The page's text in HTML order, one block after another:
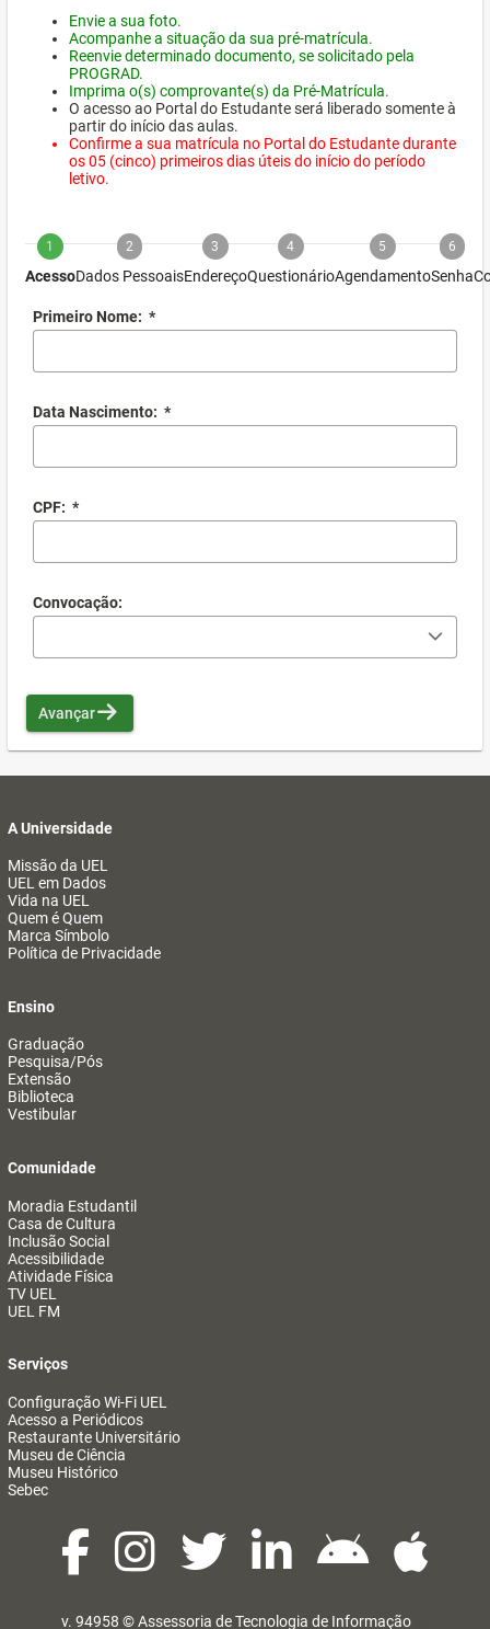
Envie a sua foto.
Acompanhe a situação da sua pré-matrícula.
Reenvie determinado documento, se solicitado pela
PROGRAD.
Imprima o(s) comprovante(s) da Pré-Matrícula.
O acesso ao Portal do Estudante será liberado somente à
partir do início das aulas.
Confirme a sua matrícula no Portal do Estudante durante
os 05 (cinco) primeiros dias úteis do início do período
letivo.
1
Acesso
2
Dados Pessoais
3
Endereço
4
Questionário
5
Agendamento
6
Senha
Primeiro Nome: *
Data Nascimento: *
CPF: *
Convocação:
Avançar
A Universidade
Missão da UEL
UEL em Dados
Vida na UEL
Quem é Quem
Marca Símbolo
Política de Privacidade
Ensino
Graduação
Pesquisa/Pós
Extensão
Biblioteca
Vestibular
Comunidade
Moradia Estudantil
Casa de Cultura
Inclusão Social
Acessibilidade
Atividade Física
TV UEL
UEL FM
Serviços
Configuração Wi-Fi UEL
Acesso a Periódicos
Restaurante Universitário
Museu de Ciência
Museu Histórico
Sebec
v. 94958 ©Assessoria de Tecnologia de Informação